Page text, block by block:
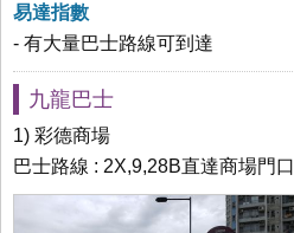
易達指數
- 有大量巴士路線可到達
九龍巴士
1) 彩德商場
巴士路線 : 2X,9,28B直達商場門口